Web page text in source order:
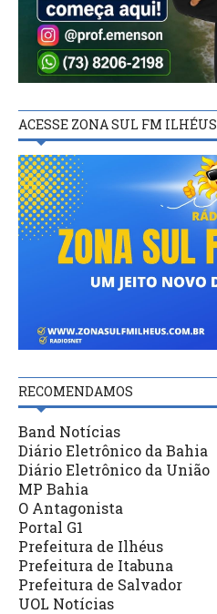
ACESSE ZONA SUL FM ILHÉUS
RECOMENDAMOS
Band Notícias
Diário Eletrônico da Bahia
Diário Eletrônico da União
MP Bahia
O Antagonista
Portal G1
Prefeitura de Ilhéus
Prefeitura de Itabuna
Prefeitura de Salvador
UOL Notícias